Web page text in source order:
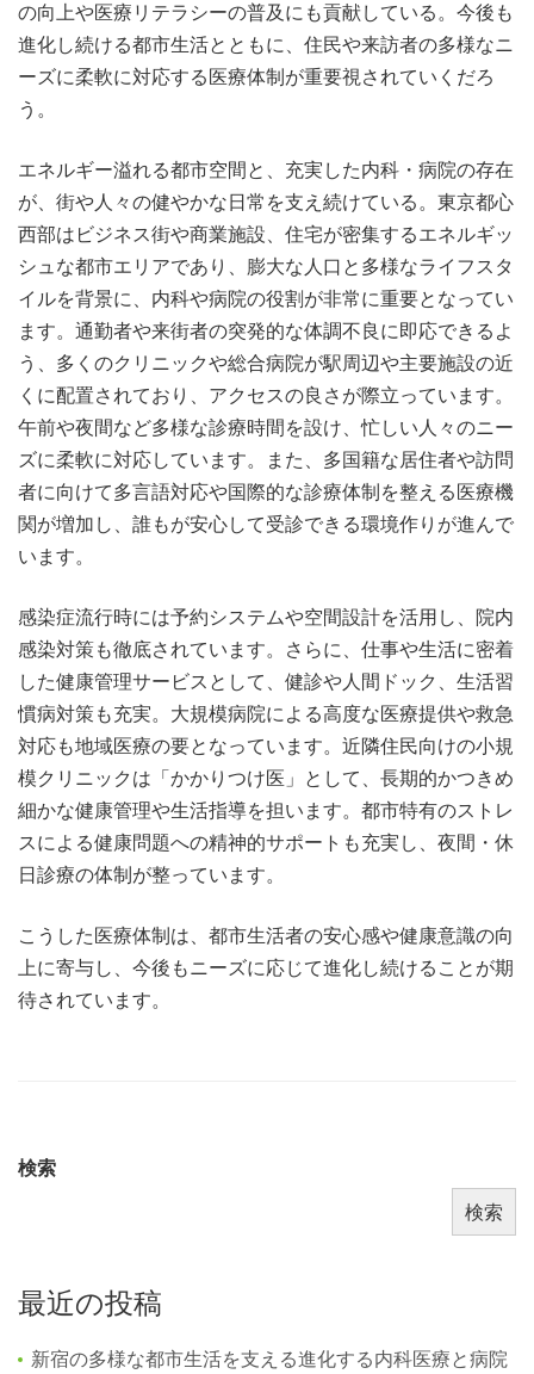
の向上や医療リテラシーの普及にも貢献している。今後も
進化し続ける都市生活とともに、住民や来訪者の多様なニ
ーズに柔軟に対応する医療体制が重要視されていくだろ
う。
エネルギー溢れる都市空間と、充実した内科・病院の存在
が、街や人々の健やかな日常を支え続けている。東京都心
西部はビジネス街や商業施設、住宅が密集するエネルギッ
シュな都市エリアであり、膨大な人口と多様なライフスタ
イルを背景に、内科や病院の役割が非常に重要となってい
ます。通勤者や来街者の突発的な体調不良に即応できるよ
う、多くのクリニックや総合病院が駅周辺や主要施設の近
くに配置されており、アクセスの良さが際立っています。
午前や夜間など多様な診療時間を設け、忙しい人々のニー
ズに柔軟に対応しています。また、多国籍な居住者や訪問
者に向けて多言語対応や国際的な診療体制を整える医療機
関が増加し、誰もが安心して受診できる環境作りが進んで
います。
感染症流行時には予約システムや空間設計を活用し、院内
感染対策も徹底されています。さらに、仕事や生活に密着
した健康管理サービスとして、健診や人間ドック、生活習
慣病対策も充実。大規模病院による高度な医療提供や救急
対応も地域医療の要となっています。近隣住民向けの小規
模クリニックは「かかりつけ医」として、長期的かつきめ
細かな健康管理や生活指導を担います。都市特有のストレ
スによる健康問題への精神的サポートも充実し、夜間・休
日診療の体制が整っています。
こうした医療体制は、都市生活者の安心感や健康意識の向
上に寄与し、今後もニーズに応じて進化し続けることが期
待されています。
検索
検索
最近の投稿
新宿の多様な都市生活を支える進化する内科医療と病院